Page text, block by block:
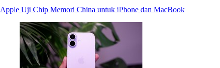
Apple Uji Chip Memori China untuk iPhone dan MacBook